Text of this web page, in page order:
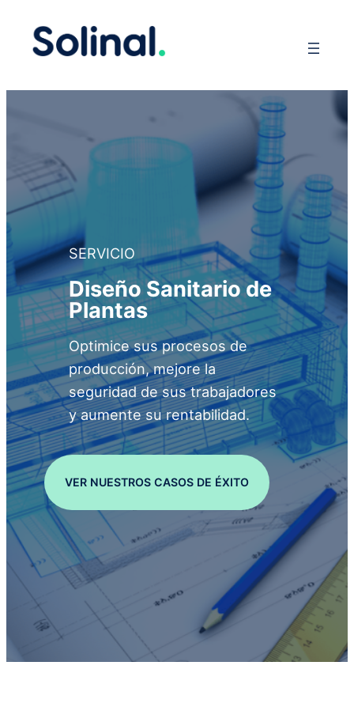
SERVICIO
Diseño Sanitario de
Plantas
Optimice sus procesos de
producción, mejore la
seguridad de sus trabajadores
y aumente su rentabilidad.
VER NUESTROS CASOS DE ÉXITO